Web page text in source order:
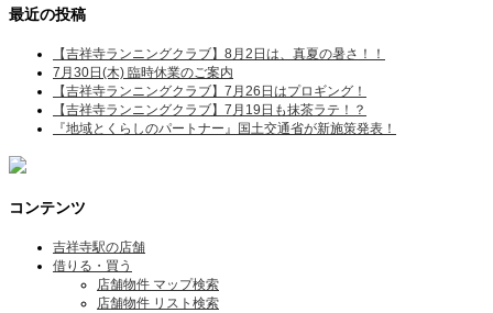
最近の投稿
【吉祥寺ランニングクラブ】8月2日は、真夏の暑さ！！
7月30日(木) 臨時休業のご案内
【吉祥寺ランニングクラブ】7月26日はプロギング！
【吉祥寺ランニングクラブ】7月19日も抹茶ラテ！？
『地域とくらしのパートナー』国土交通省が新施策発表！
コンテンツ
吉祥寺駅の店舗
借りる・買う
店舗物件 マップ検索
店舗物件 リスト検索